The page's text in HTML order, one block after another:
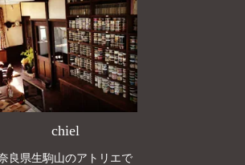
chiel
良県生駒山のアトリエで